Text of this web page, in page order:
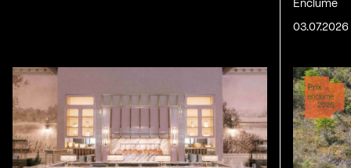
Enclume
03.07.2026